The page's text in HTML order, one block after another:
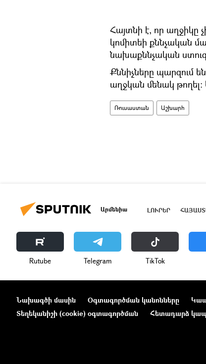
Հայտնի է, որ աղջիկը
կոմիտեի քննչական
նախաքննչական
Քննիչները պարզում
աղջկան մենակ թողել։
Ռուսաստան Աշխարհ
Արմենիա ԼՈՒՐԵՐ
Rutube Telegram ТikТоk
Նախագծի մասին Օգտագործման կանոնները
Տեղեկանիշի (cookie) օգտագործման
Հետադարձ կապ